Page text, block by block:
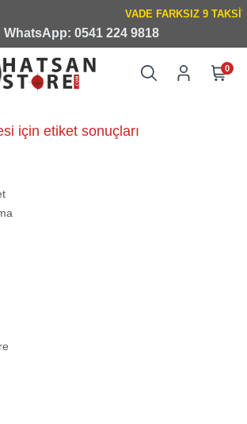
WhatsApp: 0541 224 9818
0
için etiket sonuçları